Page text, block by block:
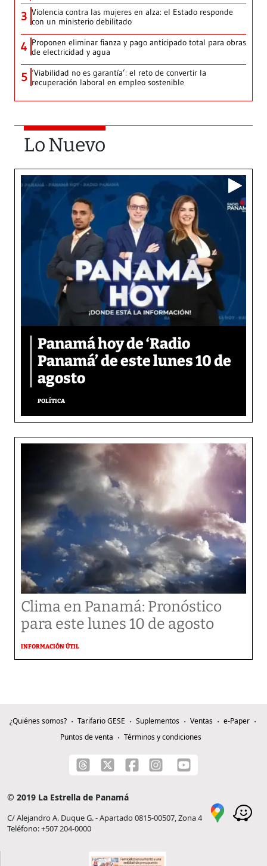
3 Violencia contra las mujeres en alza: el Estado responde
con un ministerio debilitado
4 Proponen eliminar fianza y pago anticipado total para obras
de electricidad y agua
5 ‘Viabilidad no es garantía’: el reto de convertir la
recuperación laboral en empleo sostenible
Lo Nuevo
Panamá hoy de ‘Radio
Panamá’ de este lunes 10 de
agosto
POLÍTICA
Clima en Panamá: Pronóstico
para este lunes 10 de agosto
INFORMACIÓN ÚTIL
¿Quiénes somos? Tarifario GESE Suplementos Ventas
e-Paper
Puntos de venta
Términos y condiciones
© 2019 La Estrella de Panamá
C/ Alejandro A. Duque G. - Apartado 0815-00507, Zona 4
Teléfono: +507 204-0000